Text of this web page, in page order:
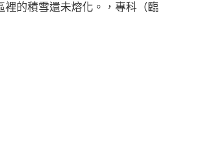
的積雪還未熔化。，專科（臨